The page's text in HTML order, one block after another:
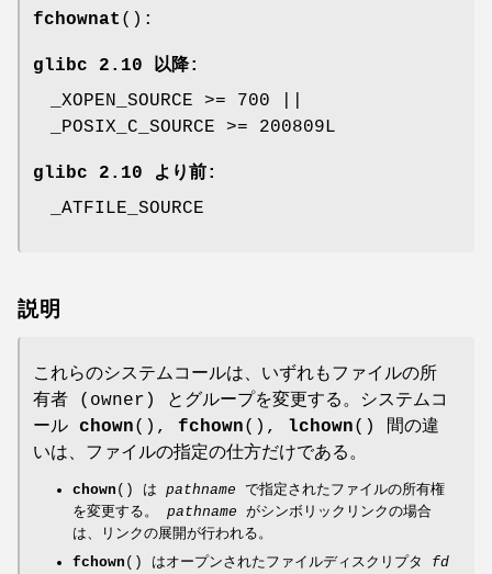
fchownat ():
glibc 2.10 以降:
_XOPEN_SOURCE >= 700 ||
_POSIX_C_SOURCE >= 200809L
glibc 2.10 より前:
_ATFILE_SOURCE
説明
これらのシステムコールは、いずれもファイルの所
有者 (owner) とグループを変更する。システムコ
ール chown(), fchown(), lchown() 間の違
いは、ファイルの指定の仕方だけである。
chown () は pathname で指定されたファイルの所有権
を変更する。 pathname がシンボリックリンクの場合
は、リンクの展開が行われる。
fchown () はオープンされたファイルディスクリプタ fd